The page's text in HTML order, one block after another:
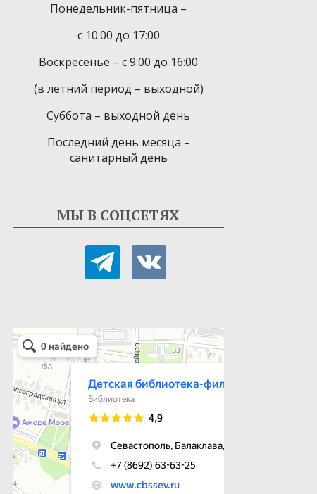
Понедельник-пятница –
с 10:00 до 17:00
Воскресенье – с 9:00 до 16:00
(в летний период – выходной)
Суббота – выходной день
Последний день месяца –
санитарный день
МЫ В СОЦСЕТЯХ
telegram vkontakte
Детская библиотека-филиал № 9
Библиотека в Севастополе